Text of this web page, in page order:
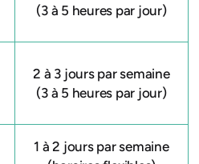
(3 à 5 heures par jour)
2 à 3 jours par semaine
(3 à 5 heures par jour)
1 à 2 jours par semaine